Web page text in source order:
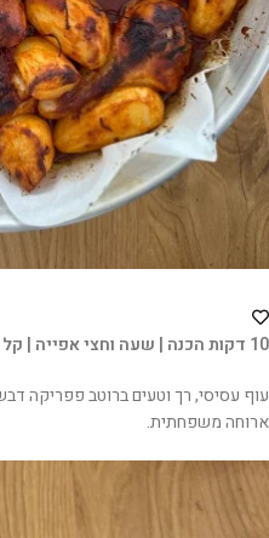
10 דקות הכנה | שעה וחצי אפייה | קל | כשר | 5 סועדים
עוף עסיסי, רך וטעים ברוטב פפריקה
ארוחה משפחתית.